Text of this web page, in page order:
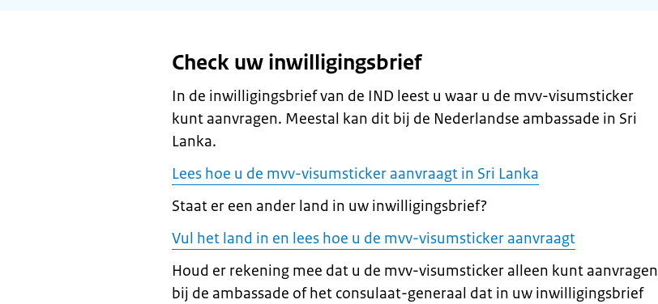
Check uw inwilligingsbrief
In de inwilligingsbrief van de IND leest u waar u de mvv-visumsticker
kunt aanvragen. Meestal kan dit bij de Nederlandse ambassade in Sri
Lanka.
Lees hoe u de mvv-visumsticker aanvraagt in Sri Lanka
Staat er een ander land in uw inwilligingsbrief?
Vul het land in en lees hoe u de mvv-visumsticker aanvraagt
Houd er rekening mee dat u de mvv-visumsticker alleen kunt aanvragen
bij de ambassade of het consulaat-generaal dat in uw inwilligingsbrief